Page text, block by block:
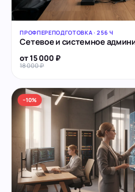
ПРОФПЕРЕПОДГОТОВКА · 256 Ч
Сетевое и системное
от 15 000 ₽
18 000 ₽
−10%